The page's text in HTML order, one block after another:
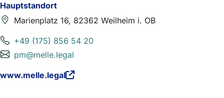
Hauptstandort
Marienplatz 16, 82362 Weilheim i. OB
+49 (175) 856 54 20
pm@melle.legal
www.melle.legal